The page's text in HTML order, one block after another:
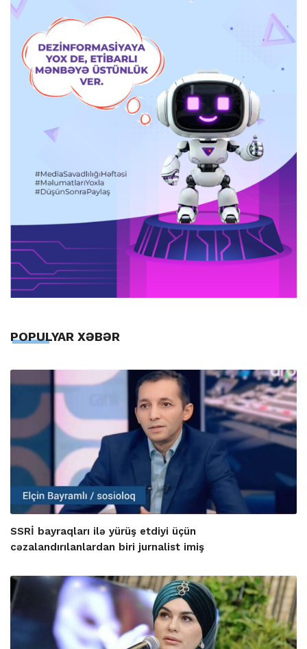
POPULYAR XƏBƏR
SSRİ bayraqları ilə yürüş etdiyi üçün
cəzalandırılanlardan biri jurnalist imiş